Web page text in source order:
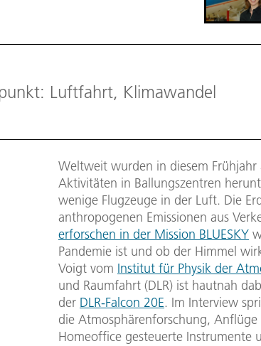
Luftfahrt, Klimawandel
Weltweit wurden in diesem
Aktivitäten in Ballungszentren
wenige Flugzeuge in der Luft. Die
anthropogenen Emissionen aus
erforschen in der Mission BLUESKY
Pandemie ist und ob der Himmel
Voigt vom Institut für Physik der
und Raumfahrt (DLR) ist hautnah
der DLR-Falcon 20E. Im Interview
die Atmosphärenforschung,
Homeoffice gesteuerte Instrumente